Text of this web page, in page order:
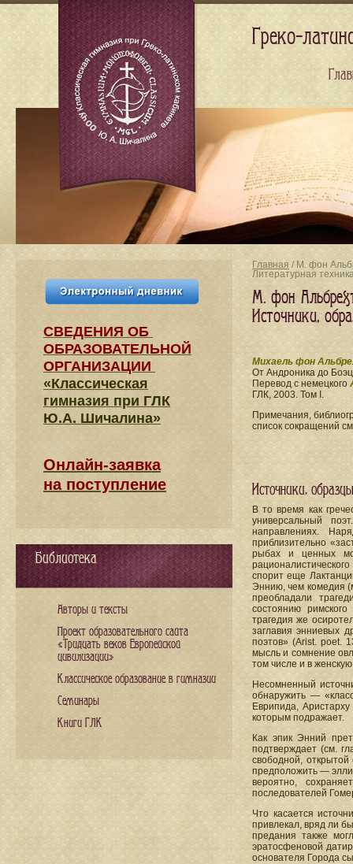
Главная / М. фон
Литературная
М. фон
Источники,
Михаель фон
От Андроника до
Перевод с немецкого
ГЛК, 2003. Том I.
Примечания,
список сокращений
Источники,
В то время как
универсальный
направлениях.
приблизительно
рыбах и ценных
спорит еще
Эннию, чем комедия
преобладали
состоянию
трагедия же
заглавия энниевых
поэтов» (Arist. poet.
мысль и сомнение
том числе и в
Несомненный
обнаружить —
Еврипида,
которым подражает.
Как эпик Энний
подтверждает (см.
свободной,
предположить —
вероятно,
последователей
Что касается
привлекал, вряд ли
предания также
эратосфеновой
основателя Города
СВЕДЕНИЯ​ ОБ
ОБРАЗОВАТЕЛЬНОЙ
ОРГАНИЗАЦИИ
«Классическая
гимназия при ГЛК
Ю.А. Шичалина»
Онлайн-заявка
на поступление
Библиотека
Авторы и тексты
Проект образовательного сайта
«Тридцать веков Европейской
цивилизации»
Классическое образование в гимназии
Семинары
Книги ГЛК
Греко-